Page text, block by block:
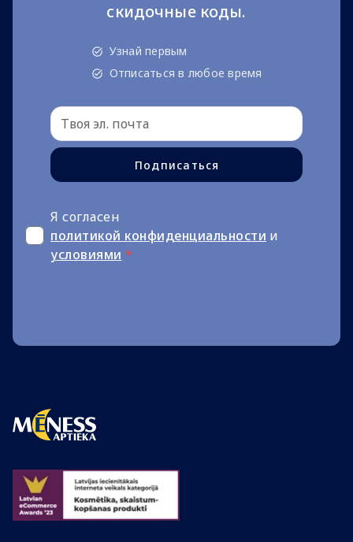
скидочные коды.
Узнай первым
Отписаться в любое время
Подписаться
Я согласен
политикой конфиденциальности и
условиями *